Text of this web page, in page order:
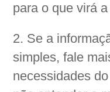
para o que virá
2. Se a
simples, fale
necessidades